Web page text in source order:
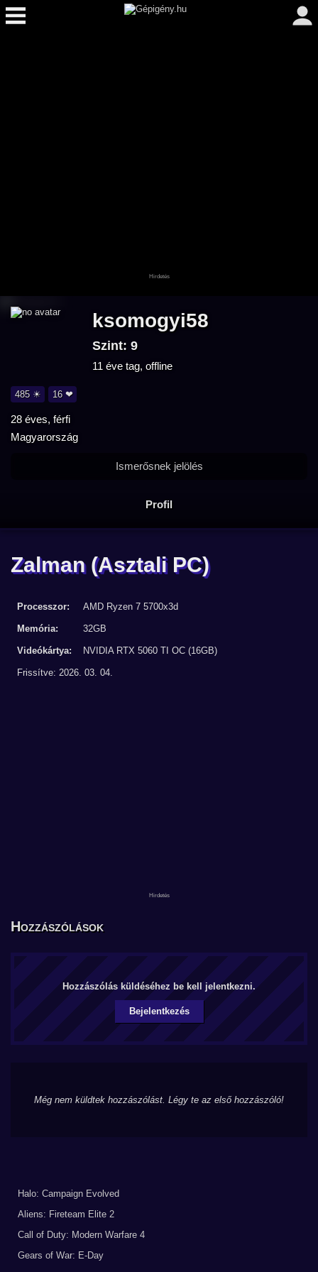
ksomogyi58
Szint: 9
11 éve tag, offline
485 ☀ 16 ❤
28 éves, férfi
Magyarország
Profil
Ismerősnek jelölés
Zalman (Asztali PC)
Processzor: AMD Ryzen 7 5700x3d
Memória: 32GB
Videókártya: NVIDIA RTX 5060 TI OC (16GB)
Frissítve: 2026. 03. 04.
Hozzászólások
Hozzászólás küldéséhez be kell jelentkezni.
Bejelentkezés
Még nem küldtek hozzászólást. Légy te az első hozzászóló!
Halo: Campaign Evolved
Aliens: Fireteam Elite 2
Call of Duty: Modern Warfare 4
Gears of War: E-Day